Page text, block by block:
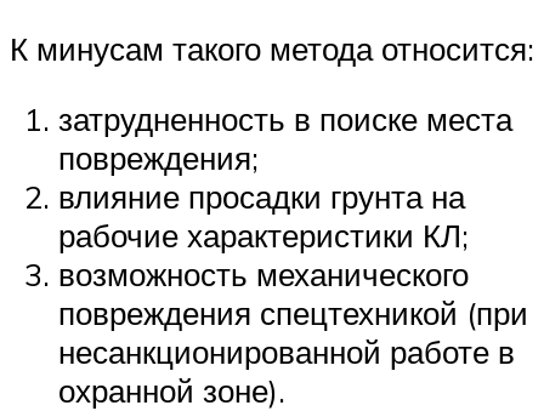
К минусам такого метода относится:
затрудненность в поиске места
повреждения;
влияние просадки грунта на
рабочие характеристики КЛ;
возможность механического
повреждения спецтехникой (при
несанкционированной работе в
охранной зоне).